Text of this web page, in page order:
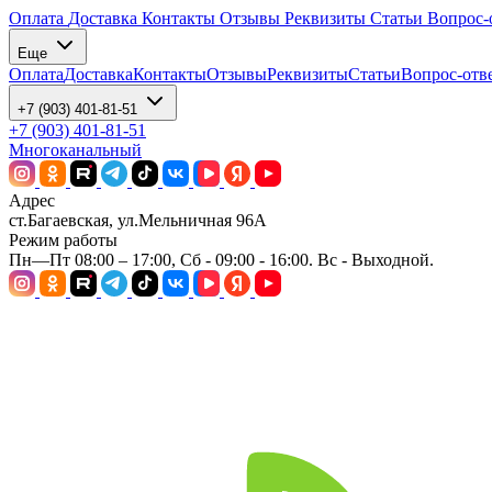
Оплата Доставка Контакты Отзывы Реквизиты Статьи Вопрос-
Еще
ОплатаДоставкаКонтактыОтзывыРеквизитыСтатьиВопрос-
+7 (903) 401-81-51
+7 (903) 401-81-51
Многоканальный
Адрес
ст.Багаевская, ул.Мельничная 96А
Режим работы
Пн—Пт 08:00 – 17:00, Сб - 09:00 - 16:00. Вс - Выходной.